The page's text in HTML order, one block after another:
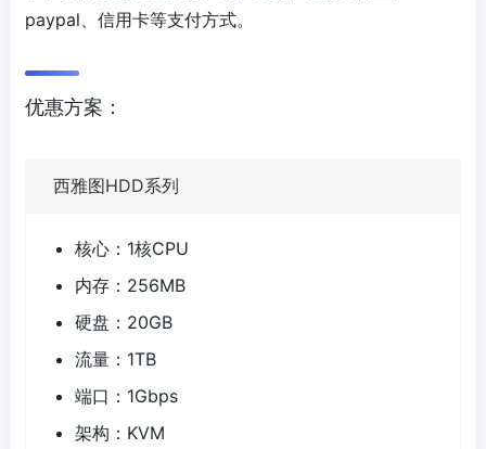
paypal、信用卡等支付方式。
优惠方案：
西雅图HDD系列
核心：1核CPU
内存：256MB
硬盘：20GB
流量：1TB
端口：1Gbps
架构：KVM